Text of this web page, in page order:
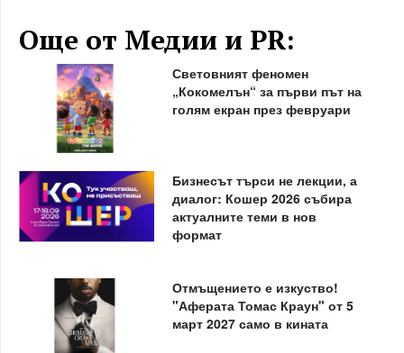
Още от Медии и PR:
Световният феномен
„Кокомелън“ за първи път на
голям екран през февруари
Бизнесът търси не лекции, а
диалог: Кошер 2026 събира
актуалните теми в нов
формат
Отмъщението е изкуство!
"Аферата Томас Краун" от 5
март 2027 само в кината